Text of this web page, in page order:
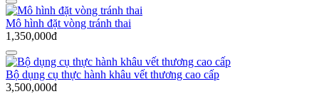
Mô hình đặt vòng tránh thai
1,350,000đ
Bộ dụng cụ thực hành khâu vết thương cao cấp
3,500,000đ